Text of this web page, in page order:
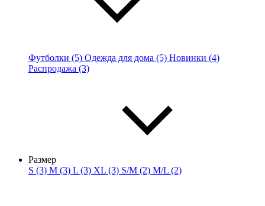
Футболки (5) Одежда для дома (5) Новинки (4)
Распродажа (3)
Размер
S (3) M (3) L (3) XL (3) S/M (2) M/L (2)